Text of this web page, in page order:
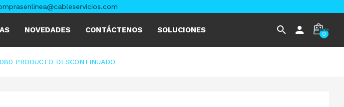
NOVEDADES CONTÁCTENOS SOLUCIONES search person 0
PRODUCTO DESCONTINUADO